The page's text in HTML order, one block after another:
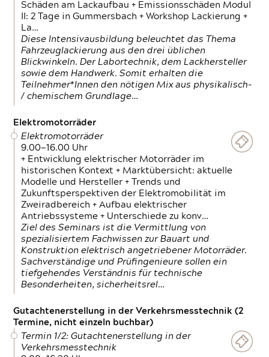
Schäden am Lackaufbau + Emissionsschäden Modul
II: 2 Tage in Gummersbach + Workshop Lackierung +
La…
Diese Intensivausbildung beleuchtet das Thema
Fahrzeuglackierung aus den drei üblichen
Blickwinkeln. Der Labortechnik, dem Lackhersteller
sowie dem Handwerk. Somit erhalten die
Teilnehmer*Innen den nötigen Mix aus physikalisch-
/ chemischem Grundlage…
Elektromotorräder
Elektromotorräder
9.00—16.00 Uhr
+ Entwicklung elektrischer Motorräder im
historischen Kontext + Marktübersicht: aktuelle
Modelle und Hersteller + Trends und
Zukunftsperspektiven der Elektromobilität im
Zweiradbereich + Aufbau elektrischer
Antriebssysteme + Unterschiede zu konv…
Ziel des Seminars ist die Vermittlung von
spezialisiertem Fachwissen zur Bauart und
Konstruktion elektrisch angetriebener Motorräder.
Sachverständige und Prüfingenieure sollen ein
tiefgehendes Verständnis für technische
Besonderheiten, sicherheitsrel…
Gutachtenerstellung in der Verkehrsmesstechnik (2
Termine, nicht einzeln buchbar)
Termin 1/2: Gutachtenerstellung in der
Verkehrsmesstechnik